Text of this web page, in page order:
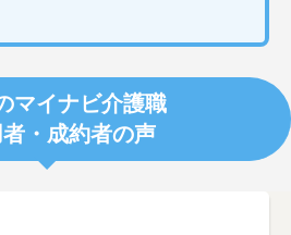
マイナビ介護職
・成約者の声